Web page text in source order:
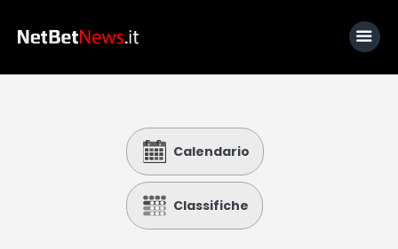
Calcio
Basket
Calendario
Classifiche